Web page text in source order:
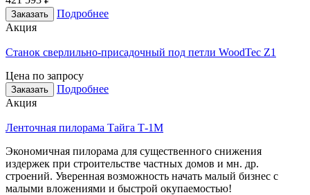
Заказать
Подробнее
Акция
Станок сверлильно-присадочный под петли WoodTec Z1
Цена по запросу
Заказать
Подробнее
Акция
Ленточная пилорама Тайга Т-1М
Экономичная пилорама для существенного снижения
издержек при строительстве частных домов и мн. др.
строений. Уверенная возможность начать малый бизнес с
малыми вложениями и быстрой окупаемостью!